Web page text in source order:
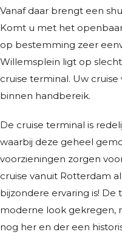
Vanaf daar brengt een
Komt u met het
op bestemming zeer
Willemsplein ligt op
cruise terminal. Uw
binnen handbereik.
De cruise terminal is
waarbij deze geheel
voorzieningen zorgen
cruise vanuit Rotterdam
bijzondere ervaring is! De
moderne look gekregen,
nog her en der een